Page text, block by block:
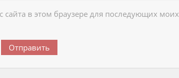
в этом браузере для последующих моих